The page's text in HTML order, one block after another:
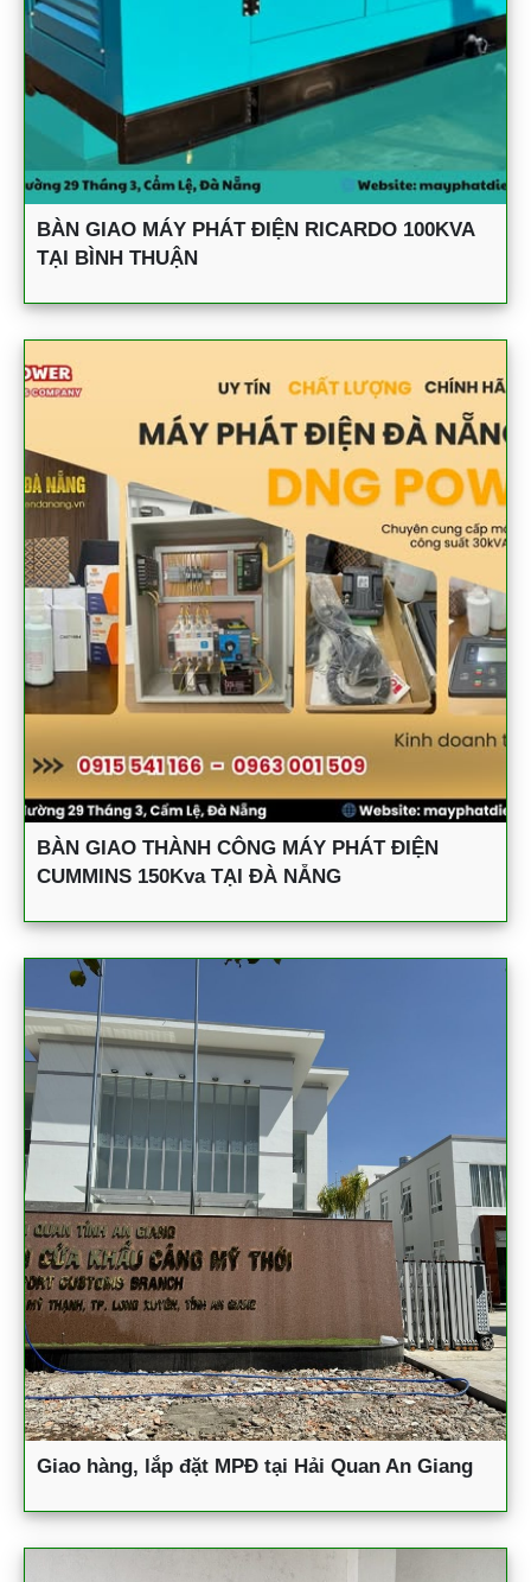
BÀN GIAO MÁY PHÁT ĐIỆN RICARDO 100KVA
TẠI BÌNH THUẬN
BÀN GIAO THÀNH CÔNG MÁY PHÁT ĐIỆN
CUMMINS 150Kva TẠI ĐÀ NẴNG
Giao hàng, lắp đặt MPĐ tại Hải Quan An Giang